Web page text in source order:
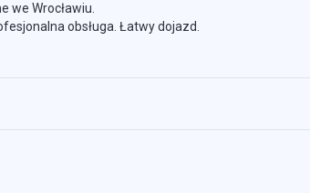
we Wrocławiu.
obsługa. Łatwy dojazd.